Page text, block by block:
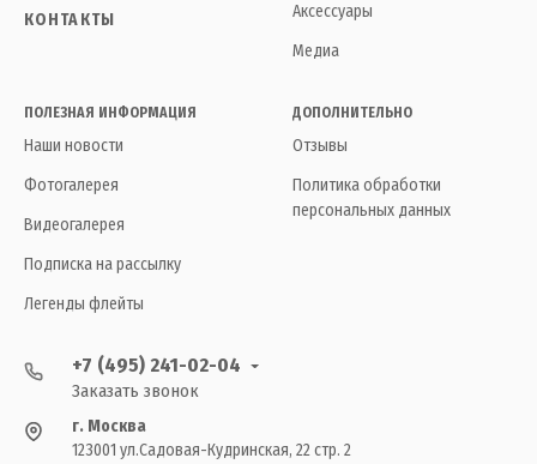
КОНТАКТЫ
Аксессуары
Медиа
ПОЛЕЗНАЯ ИНФОРМАЦИЯ
Наши новости
Фотогалерея
Видеогалерея
Подписка на рассылку
Легенды флейты
ДОПОЛНИТЕЛЬНО
Отзывы
Политика обработки
персональных данных
+7 (495) 241-02-04
Заказать звонок
г. Москва
123001 ул.Садовая-Кудринская, 22 стр. 2